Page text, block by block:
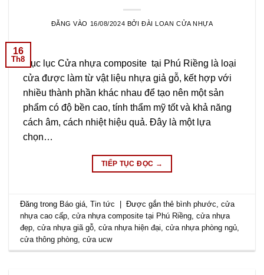
ĐĂNG VÀO 16/08/2024 BỞI ĐÀI LOAN CỬA NHỰA
16
Th8Mục lục Cửa nhựa composite tại Phú Riềng là loại
cửa được làm từ vật liệu nhựa giả gỗ, kết hợp với
nhiều thành phần khác nhau để tạo nên một sản
phẩm có độ bền cao, tính thẩm mỹ tốt và khả năng
cách âm, cách nhiệt hiệu quả. Đây là một lựa
chọn…
TIẾP TỤC ĐỌC →
Đăng trong Báo giá ,Tin tức Được gắn thẻ bình phước ,cửa
nhựa cao cấp ,cửa nhựa composite tại Phú Riềng ,cửa nhựa
đẹp ,cửa nhựa giã gỗ ,cửa nhựa hiện đại ,cửa nhựa phòng ngủ
cửa thông phòng ,cửa ucw